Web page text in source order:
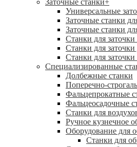
Заточные станки+
Универсальные
Заточные станки
Заточные станки
Станки для
Станки для
Станки для заточки
Специализированные
Долбежные станки
Поперечно-
Фальцепрокатные
Фальцеосадочные
Станки для
Ручное кузнечное
Оборудование для
Станки для